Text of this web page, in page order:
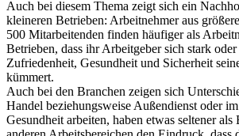
Auch bei diesem Thema zeigt sich ein
kleineren Betrieben: Arbeitnehmer aus
500 Mitarbeitenden finden häufiger als
Betrieben, dass ihr Arbeitgeber sich stark
Zufriedenheit, Gesundheit und Sicherheit
kümmert.
Auch bei den Branchen zeigen sich
Handel beziehungsweise Außendienst oder
Gesundheit arbeiten, haben etwas seltener als